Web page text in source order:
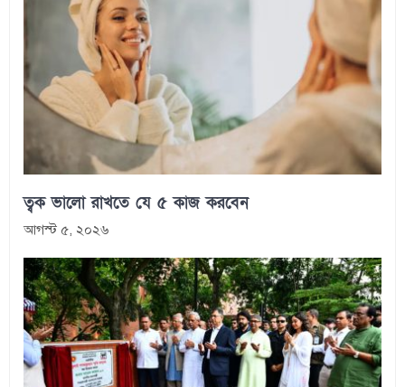
ত্বক ভালো রাখতে যে ৫ কাজ করবেন
আগস্ট ৫, ২০২৬